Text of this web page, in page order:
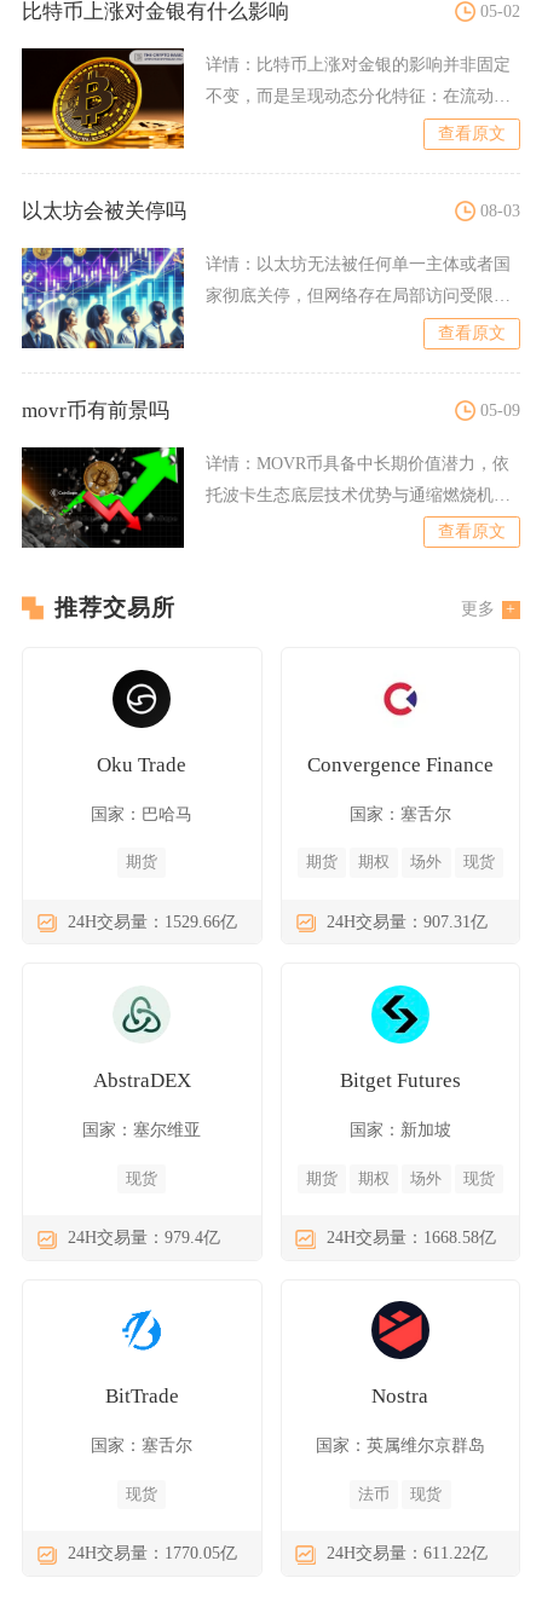
比特币上涨对金银有什么影响 05-02
详情： 比特币上涨对金银的影响并非固定
不变，而是呈现动态分化特征：在流动性
查看原文
以太坊会被关停吗 08-03
详情： 以太坊无法被任何单一主体或者国
家彻底关停，但网络存在局部访问受限、
查看原文
movr币有前景吗 05-09
详情： MOVR币具备中长期价值潜力，依
托波卡生态底层技术优势与通缩燃烧机制
查看原文
推荐交易所 更多
Oku Trade
国家：巴哈马
期货
24H交易量：1529.66亿
Convergence Finance
国家：塞舌尔
期货 期权 场外 现货
24H交易量：907.31亿
AbstraDEX
国家：塞尔维亚
现货
24H交易量：979.4亿
Bitget Futures
国家：新加坡
期货 期权 场外 现货
24H交易量：1668.58亿
BitTrade
国家：塞舌尔
现货
24H交易量：1770.05亿
Nostra
国家：英属维尔京群岛
法币 现货
24H交易量：611.22亿